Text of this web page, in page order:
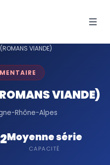
VIANDE)
VIANDE)
Rhône-Alpes
Moyenne série
CAPACITÉ